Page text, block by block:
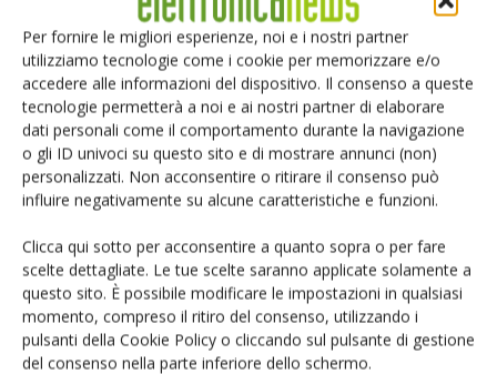
Per fornire le migliori esperienze, noi e i nostri partner
utilizziamo tecnologie come i cookie per memorizzare e/o
accedere alle informazioni del dispositivo. Il consenso a queste
tecnologie permetterà a noi e ai nostri partner di elaborare
dati personali come il comportamento durante la navigazione
o gli ID univoci su questo sito e di mostrare annunci (non)
personalizzati. Non acconsentire o ritirare il consenso può
influire negativamente su alcune caratteristiche e funzioni.
Clicca qui sotto per acconsentire a quanto sopra o per fare
scelte dettagliate. Le tue scelte saranno applicate solamente a
questo sito. È possibile modificare le impostazioni in qualsiasi
momento, compreso il ritiro del consenso, utilizzando i
pulsanti della Cookie Policy o cliccando sul pulsante di gestione
del consenso nella parte inferiore dello schermo.
secondario verrà applicata all’inizio di L1. Una volta che ciò
sia accaduto, la bobina L1 e il condensatore di uscita C1
verranno caricati e l’alimentazione trasportata all’output.
Quando i Mosfet Q1 e Q2 sono commutati su off, le
tensioni su tutti gli avvolgimenti verranno invertite.
L’effetto flyback durante questo processo risulterebbe in
elevati livelli di tensione attraverso l’avvolgimento primario
del traspormatore. Questi picchi vengono bloccati dai diodi
paralleli D1 e D2. Questi diodi alimentano l’energia
immagazzinata nel campo magnetico nuovamente nelle
linee di alimentazione. Poiché il processo di carica e scarica
assorbono circa la stessa quantità di tempo, il duty ratio
non deve essere superiore al 50%, dato che questo